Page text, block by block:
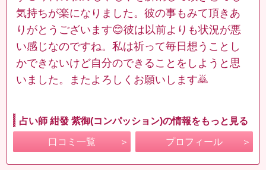
気持ちが楽になりました。彼の事もみて頂きあ
りがとうございます😊彼は以前よりも状況が悪
い感じなのですね。私は祈って毎日想うことし
かできないけど自分のできることをしようと思
いました。またよろしくお願いします🙇
占い師 紺發 紫御(コンパッション)の情報をもっと見る
口コミ一覧 プロフィール